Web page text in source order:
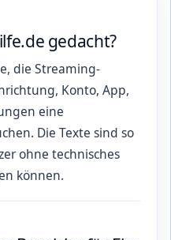
gedacht?
die Streaming-
Konto, App,
eine
Die Texte sind so
ohne technisches
können.